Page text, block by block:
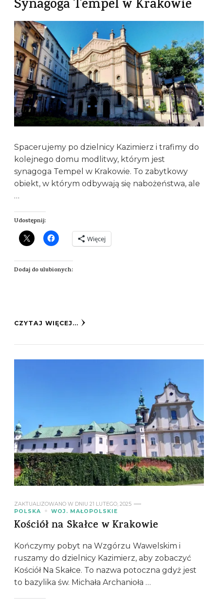
Synagoga Tempel w Krakowie
Spacerujemy po dzielnicy Kazimierz i trafimy do
kolejnego domu modlitwy, którym jest
synagoga Tempel w Krakowie. To zabytkowy
obiekt, w którym odbywają się nabożeństwa, ale
…
Udostępnij:
Więcej
Dodaj do ulubionych:
CZYTAJ WIĘCEJ...
ZAKTUALIZOWANO W DNIU 21 LUTEGO, 2025
POLSKA
WOJ. MAŁOPOLSKIE
Kościół na Skałce w Krakowie
Kończymy pobyt na Wzgórzu Wawelskim i
ruszamy do dzielnicy Kazimierz, aby zobaczyć
Kościół Na Skałce. To nazwa potoczna gdyż jest
to bazylika św. Michała Archanioła …